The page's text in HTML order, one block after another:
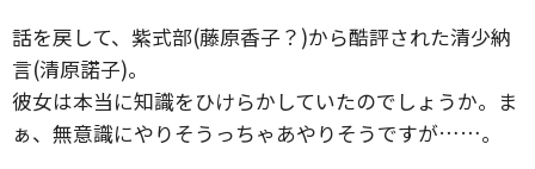
話を戻して、紫式部(藤原香子？)から酷評された清少納
言(清原諾子)。
彼女は本当に知識をひけらかしていたのでしょうか。ま
ぁ、無意識にやりそうっちゃあやりそうですが……。